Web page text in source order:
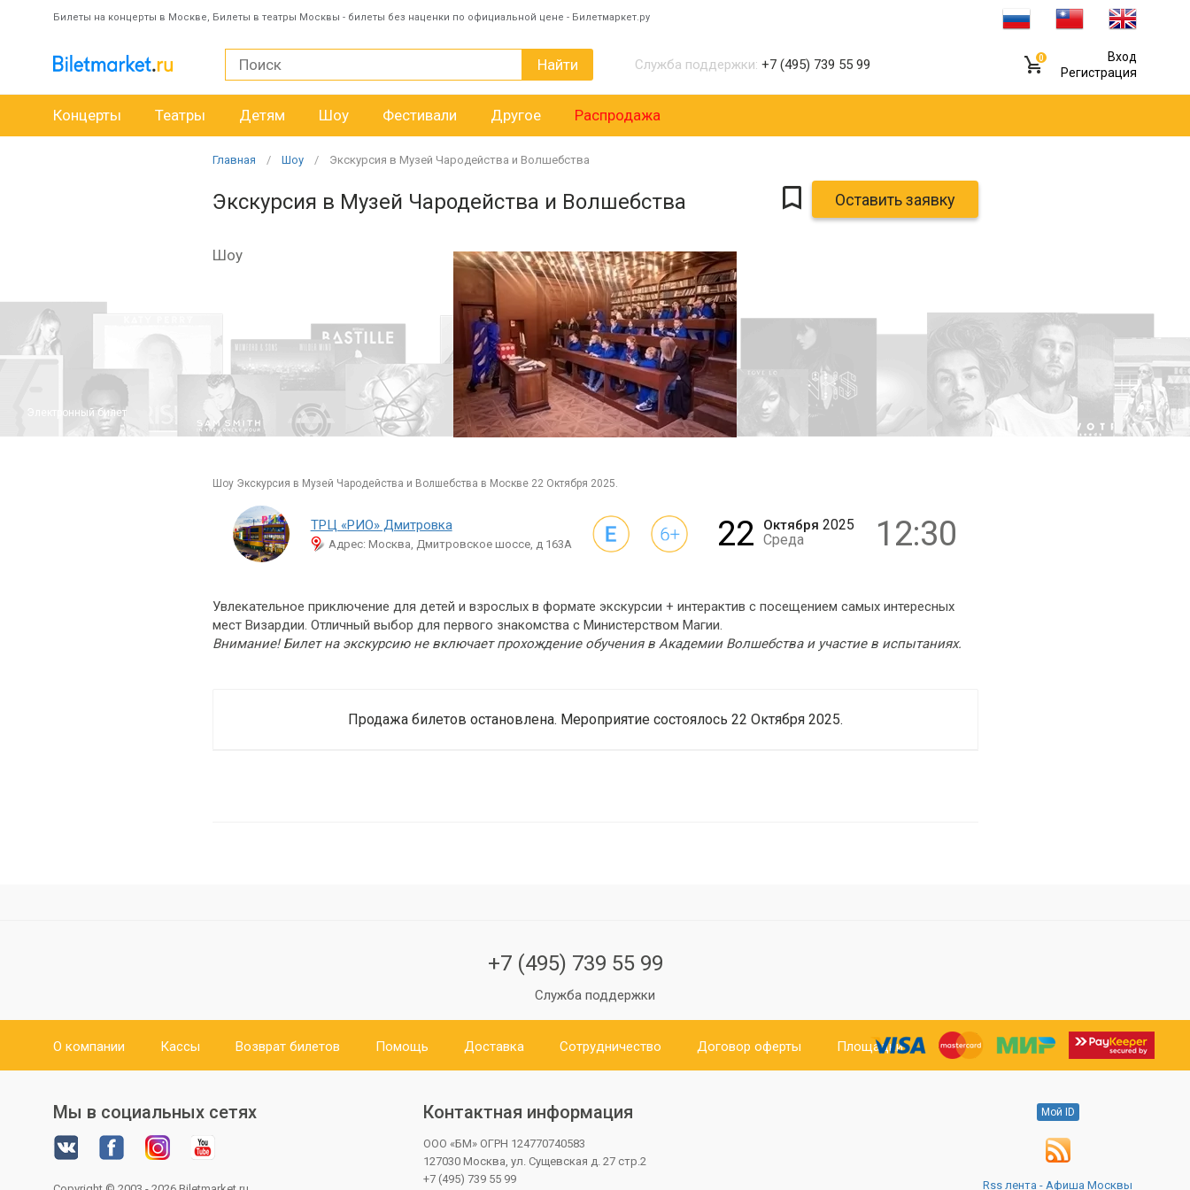
Билеты на концерты в Москве, Билеты в театры Москвы - билеты без наценки по официальной цене - Билетмаркет.ру
Найти Служба поддержки: +7 (495) 739 55 99 0
Вход
Регистрация
Концерты Театры Детям Шоу Фестивали Другое Распродажа
Главная Шоу Экскурсия в Музей Чародейства и Волшебства
Экскурсия в Музей Чародейства и Волшебства Оставить заявку
Шоу
Электронный билет 6+
шоу Экскурсия в Музей Чародейства и Волшебства в Москве 22 Октября 2025.
ТРЦ «РИО» Дмитровка
Адрес: Москва, Дмитровское шоссе, д 163А 22 Октября 2025
Среда
12:30
Увлекательное приключение для детей и взрослых в формате экскурсии + интерактив с посещением самых интересных
мест Визардии. Отличный выбор для первого знакомства с Министерством Магии.
Внимание! Билет на экскурсию не включает прохождение обучения в Академии Волшебства и участие в испытаниях.
Продажа билетов остановлена. Мероприятие состоялось 22 Октября 2025.
+7 (495) 739 55 99
Служба поддержки
О компании Кассы Возврат билетов Помощь Доставка Сотрудничество Договор оферты Площадки
Мы в социальных сетях Контактная информация
ООО «БМ» ОГРН 124770740583
127030 Москва, ул. Сущевская д. 27 стр.2
+7 (495) 739 55 99
Мой ID
Rss лента - Афиша Москвы